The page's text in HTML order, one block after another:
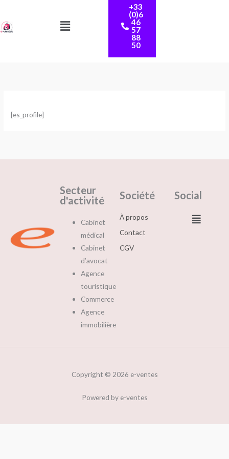
contenu
Menu
+33
(0)6
46
57
88
50
[es_profile]
Secteur
d'activité
Cabinet
médical
Cabinet
d’avocat
Agence
touristique
Commerce
Agence
immobilière
Société
À propos
Contact
CGV
Social
Menu
Copyright © 2026 e-ventes
Powered by e-ventes